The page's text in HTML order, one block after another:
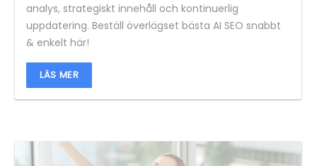
analys, strategiskt innehåll och kontinuerlig
uppdatering. Beställ överlägset bästa AI SEO snabbt
& enkelt här!
LÄS MER